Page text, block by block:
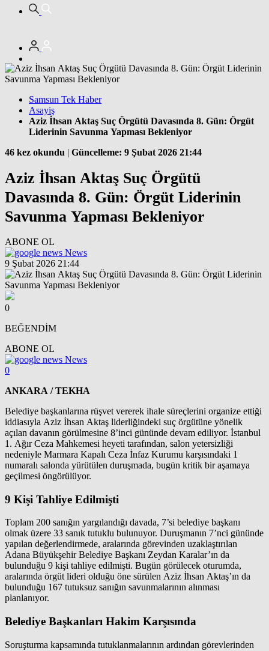
Samsun Tek Haber
Asayiş
Aziz İhsan Aktaş Suç Örgütü Davasında 8. Gün: Örgüt
Liderinin Savunma Yapması Bekleniyor
46 kez okundu | Güncelleme: 9 Şubat 2026 21:44
Aziz İhsan Aktaş Suç Örgütü
Davasında 8. Gün: Örgüt Liderinin
Savunma Yapması Bekleniyor
ABONE OL
News
9 Şubat 2026 21:44
0
BEĞENDİM
ABONE OL
News
0
ANKARA / TEKHA
Belediye başkanlarına rüşvet vererek ihale süreçlerini organize ettiği
iddiasıyla Aziz İhsan Aktaş liderliğindeki suç örgütüne yönelik
açılan davanın görülmesine 8’inci gününde devam ediliyor. İstanbul
1. Ağır Ceza Mahkemesi heyeti tarafından, salon yetersizliği
nedeniyle Marmara Kapalı Ceza İnfaz Kurumu karşısındaki 1
numaralı salonda yürütülen duruşmada, bugün kritik bir aşamaya
geçilmesi öngörülüyor.
9 Kişi Tahliye Edilmişti
Toplam 200 sanığın yargılandığı davada, 7’si belediye başkanı
olmak üzere 33 sanık tutuklu bulunuyor. Duruşmanın 7’nci gününde
yapılan değerlendirmede, aralarında görevinden uzaklaştırılan
Adana Büyükşehir Belediye Başkanı Zeydan Karalar’ın da
bulunduğu 9 kişi tahliye edilmişti. Bugün görülecek oturumda,
aralarında örgüt lideri olduğu öne sürülen Aziz İhsan Aktaş’ın da
bulunduğu 167 tutuksuz sanığın savunmalarının alınması
planlanıyor.
Belediye Başkanları Hakim Karşısında
Soruşturma kapsamında tutuklanmalarının ardından görevlerinden